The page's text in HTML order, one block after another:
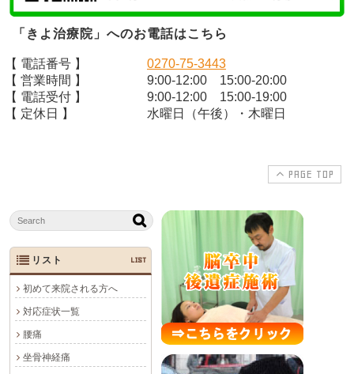
「きよ治療院」へのお電話はこちら
【 電話番号 】
0270-75-3443
【 営業時間 】
9:00-12:00 15:00-20:00
【 電話受付 】
9:00-12:00 15:00-19:00
【 定休日 】
水曜日（午後）・木曜日
PAGE TOP
リスト LIST
初めて来院される方へ
対応症状一覧
腰痛
坐骨神経痛